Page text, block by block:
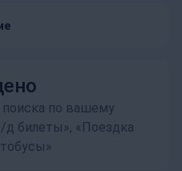
по вашему
билеты», «Поездка